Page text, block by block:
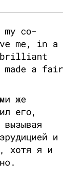
co-
me, in a
brilliant
a fair
же
его,
и
хотя я и